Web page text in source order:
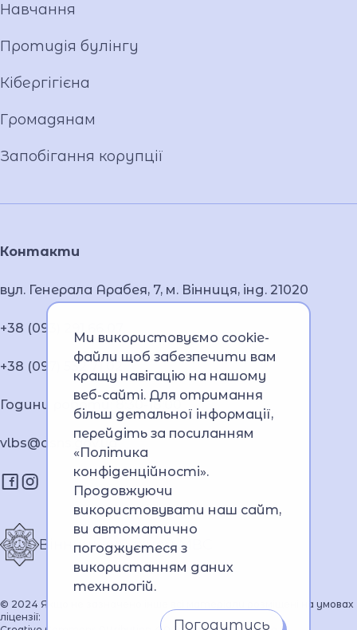
Контакти
вул. Генерала Арабея, 7, м. Вінниця, інд. 21020
+38 (093) 291 66 07
+38 (097) 532 71 02
Години роботи: 8:30-18:00
vlbs@dsns.gov.ua
Вінницький ліцей МВС
© 2024 Якщо не зазначено інше всі матеріали розміщені на умовах
ліцензії:
Навчання
Протидія булінгу
Кібергігієна
Громадянам
Запобігання корупції
Ми використовуємо cookie-
файли щоб забезпечити вам
кращу навігацію на нашому
веб-сайті. Для отримання
більш детальної інформації,
перейдіть за посиланням
«Політика
конфіденційності».
Продовжуючи
використовувати наш сайт,
ви автоматично
погоджуєтеся з
використанням даних
технологій.
Погодитись